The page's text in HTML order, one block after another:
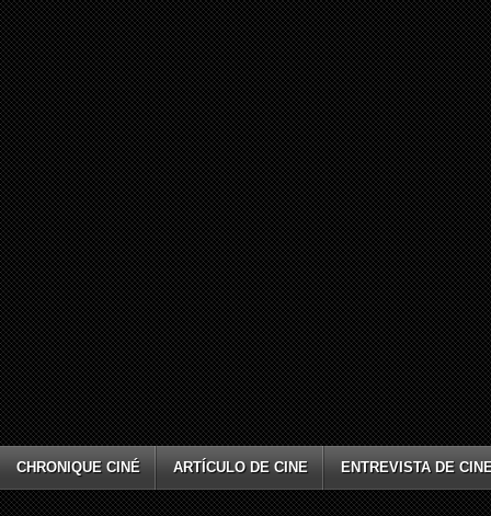
CHRONIQUE CINÉ ARTÍCULO DE CINE ENTREVISTA DE